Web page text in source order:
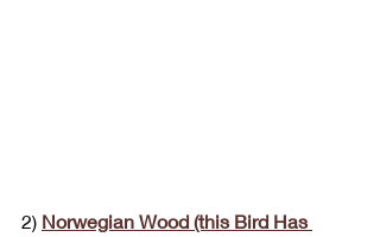
2) Norwegian Wood (this Bird Has